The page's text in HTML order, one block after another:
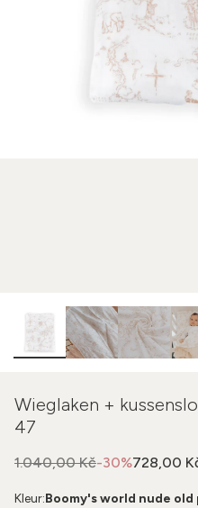
Wieglaken +
47
-30%
1.040,00 Kč 728,00
Kleur:Boomy's world nude old